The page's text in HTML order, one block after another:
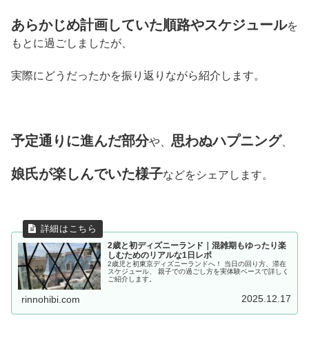
あらかじめ計画していた順路やスケジュールを
もとに過ごしましたが、
実際にどうだったかを振り返りながら紹介します。
予定通りに進んだ部分や、 思わぬハプニング
娘氏が楽しんでいた様子などをシェアします。
2歳と初ディズニーランド｜混雑期もゆったり楽
しむためのリアルな1日レポ
2歳児と初東京ディズニーランドへ！ 当日の回り方、滞在
スケジュール、 親子での過ごし方を実体験ベースで詳しく
ご紹介します。
rinnohibi.com 2025.12.17